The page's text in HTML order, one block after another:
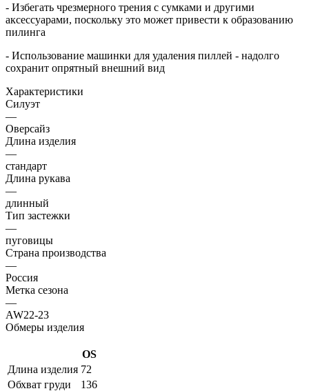
- Избегать чрезмерного трения с сумками и другими
аксессуарами, поскольку это может привести к образованию
пилинга
- Использование машинки для удаления пиллей - надолго
сохранит опрятный внешний вид
Характеристики
Силуэт
—
Оверсайз
Длина изделия
—
стандарт
Длина рукава
—
длинный
Тип застежки
—
пуговицы
Страна производства
—
Россия
Метка сезона
—
AW22-23
Обмеры изделия
OS
Длина изделия 72
Обхват груди
136